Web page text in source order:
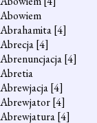
Abowiem
Abrahamita[4]
Abrecja[4]
Abrenuncjacja[4]
Abretia
Abrewjacja[4]
Abrewjator[4]
Abrewjatura[4]